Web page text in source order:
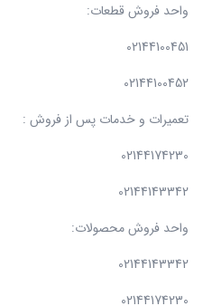
واحد فروش قطعات:
02144100451
02144100452
تعمیرات و خدمات پس از فروش :
02144174230
02144143342
واحد فروش محصولات:
02144143342
02144174230